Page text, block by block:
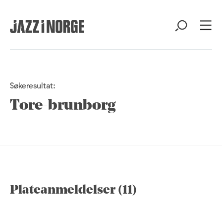
Søkeresultat:
Tore-brunborg
Plateanmeldelser (11)